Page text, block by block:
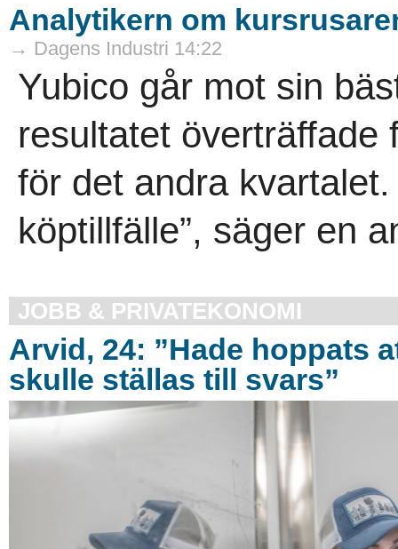
Analytikern om
→ Dagens Industri 14:22
Yubico går mot sin
resultatet överträffade
för det andra
köptillfälle”, säger en
JOBB & PRIVATEKONOMI
Arvid, 24: ”Hade hoppats
skulle ställas till svars”